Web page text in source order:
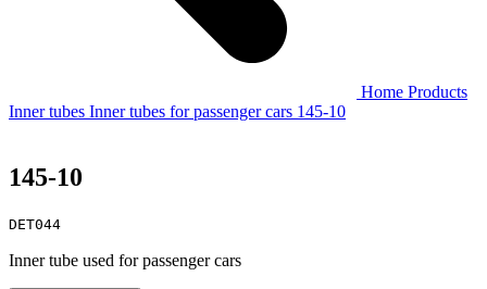
Home Products
Inner tubes Inner tubes for passenger cars 145-10
145-10
DET044
Inner tube used for passenger cars